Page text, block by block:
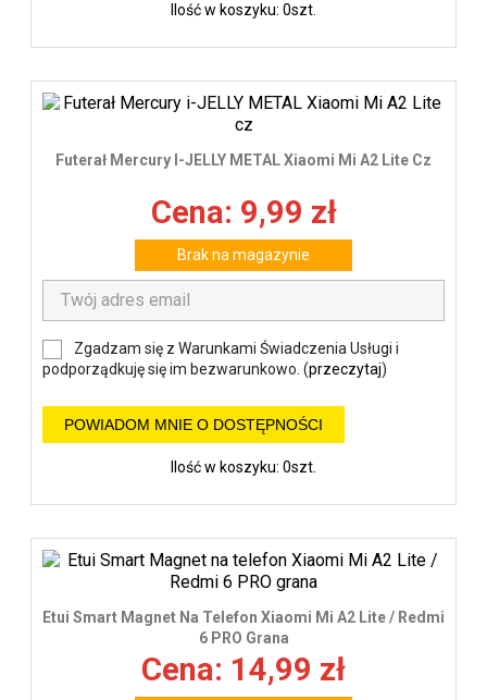
Ilość w koszyku: 0szt.
Futerał Mercury I-JELLY METAL Xiaomi Mi A2 Lite Cz
Cena: 9,99 zł
Brak na magazynie
Zgadzam się z Warunkami Świadczenia Usługi i
podporządkuję się im bezwarunkowo. (przeczytaj)
POWIADOM MNIE O DOSTĘPNOŚCI
Ilość w koszyku: 0szt.
Etui Smart Magnet Na Telefon Xiaomi Mi A2 Lite / Redmi
6 PRO Grana
Cena: 14,99 zł